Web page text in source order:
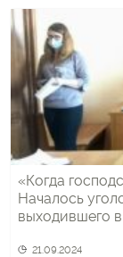
«Когда
Началось
выходившего
21.09.2024